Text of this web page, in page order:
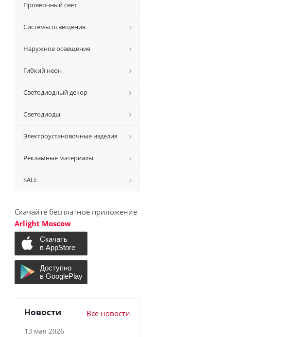
Проявочный свет
Системы освещения
Наружное освещение
Гибкий неон
Светодиодный декор
Светодиоды
Электроустановочные изделия
Рекламные материалы
SALE
Скачайте бесплатное приложение
Arlight Moscow
Новости Все новости
13 мая 2026